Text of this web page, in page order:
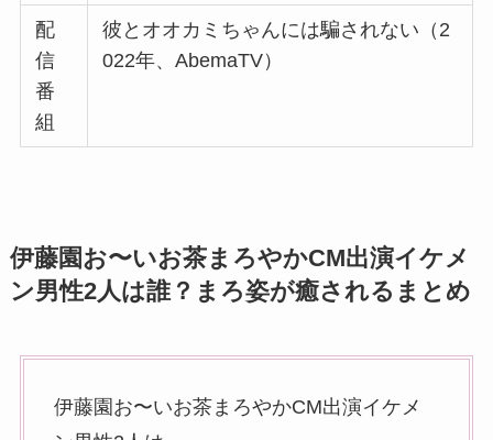
配
信
番
組
彼とオオカミちゃんには騙されない（2
022年、AbemaTV）
伊藤園お〜いお茶まろやかCM出演イケメ
ン男性2人は誰？まろ姿が癒されるまとめ
伊藤園お〜いお茶まろやかCM出演イケメ